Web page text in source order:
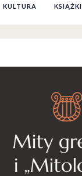
KULTURA KSIĄŻKI